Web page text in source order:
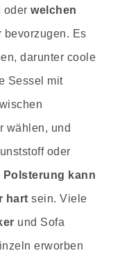
oderwelchen
bevorzugen. Es
darunter coole
Sessel mit
wählen, und
oder
Polsterung kann
hart sein. Viele
und Sofa
erworben